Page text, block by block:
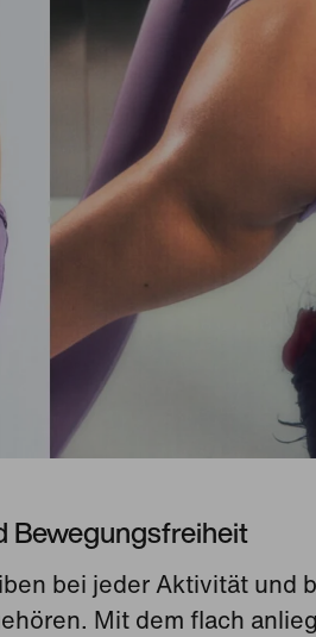
Bewegungsfreiheit
bei jeder Aktivität und
Mit dem flach